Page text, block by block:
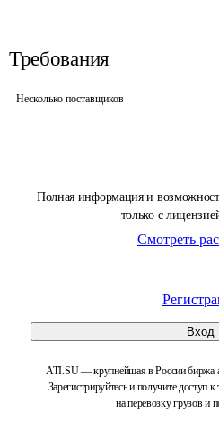
Полная информация и
только с
Смотреть
Вход
ATI.SU — крупнейшая в России биржа
Зарегистрируйтесь и получите доступ
на перевозку грузов и
Требования
Несколько поставщиков